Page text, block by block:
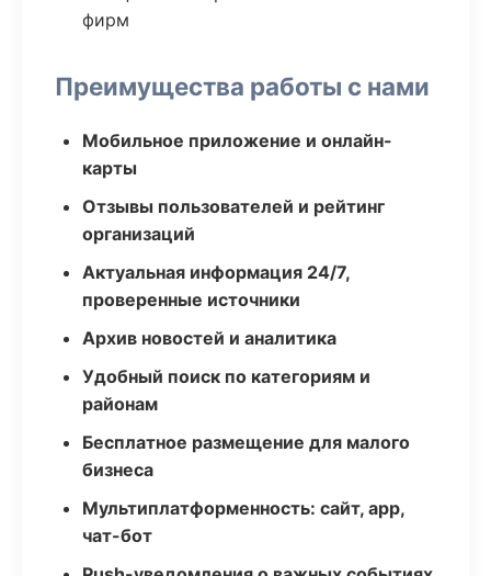
фирм
Преимущества работы с нами
Мобильное приложение и онлайн-
карты
Отзывы пользователей и рейтинг
организаций
Актуальная информация 24/7,
проверенные источники
Архив новостей и аналитика
Удобный поиск по категориям и
районам
Бесплатное размещение для малого
бизнеса
Мультиплатформенность: сайт, app,
чат-бот